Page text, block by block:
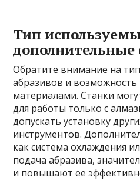
Тип
Обратите внимание на
абразивов и
материалами. Станки
для работы только с
допускать установку
инструментов.
как система охлаждения
подача абразива,
и повышают ее